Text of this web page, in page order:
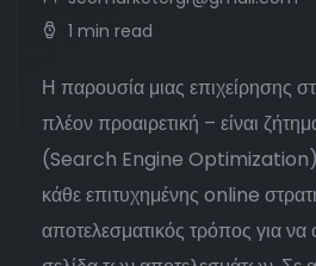
1 min read
Η παρουσία μιας επιχείρησης
πλέον προαιρετική – είναι
(Search Engine Optimization)
κάθε επιτυχημένης online
αποτελεσματικός τρόπος για να